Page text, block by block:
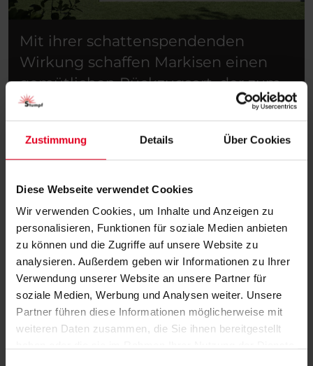
Zustimmung Details Über Cookies
Diese Webseite verwendet Cookies
Wir verwenden Cookies, um Inhalte und Anzeigen zu
personalisieren, Funktionen für soziale Medien anbieten
zu können und die Zugriffe auf unsere Website zu
analysieren. Außerdem geben wir Informationen zu Ihrer
Verwendung unserer Website an unsere Partner für
soziale Medien, Werbung und Analysen weiter. Unsere
Partner führen diese Informationen möglicherweise mit
weiteren Daten zusammen, die Sie ihnen bereitgestellt
Mit ihrer schattenspendenden
Wirkung schaffen Markisen einen
gemütlichen Rückzugsort, der zum
Entspannen einlädt.